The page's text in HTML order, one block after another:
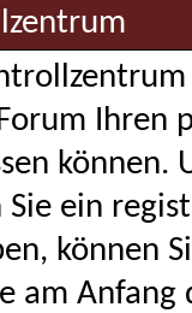
Ihren
können.
Sie ein
können
am Anfang